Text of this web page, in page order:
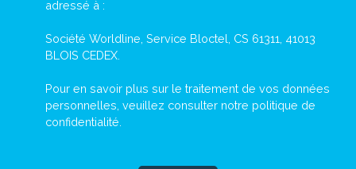
adressé à :
Société Worldline, Service Bloctel, CS 61311, 41013
BLOIS CEDEX.
Pour en savoir plus sur le traitement de vos données
personnelles, veuillez consulter notre politique de
confidentialité